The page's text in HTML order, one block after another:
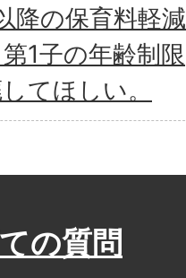
降の保育料軽減
1子の年齢制限
てほしい。
の質問